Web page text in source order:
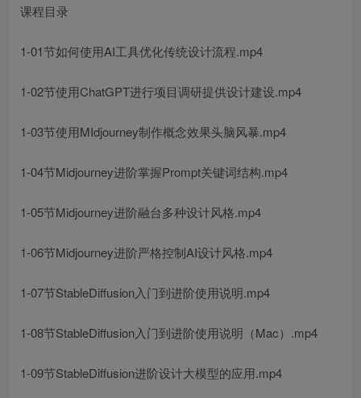
课程目录
1-01节如何使用AI工具优化传统设计流程.mp4
1-02节使用ChatGPT进行项目调研提供设计建设.mp4
1-03节使用MIdjourney制作概念效果头脑风暴.mp4
1-04节Midjourney进阶掌握Prompt关键词结构.mp4
1-05节Midjourney进阶融台多种设计风格.mp4
1-06节Midjourney进阶严格控制AI设计风格.mp4
1-07节StableDiffusion入门到进阶使用说明.mp4
1-08节StableDiffusion入门到进阶使用说明（Mac）.mp4
1-09节StableDiffusion进阶设计大模型的应用.mp4